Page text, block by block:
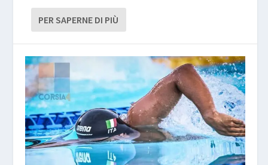
PER SAPERNE DI PIÙ